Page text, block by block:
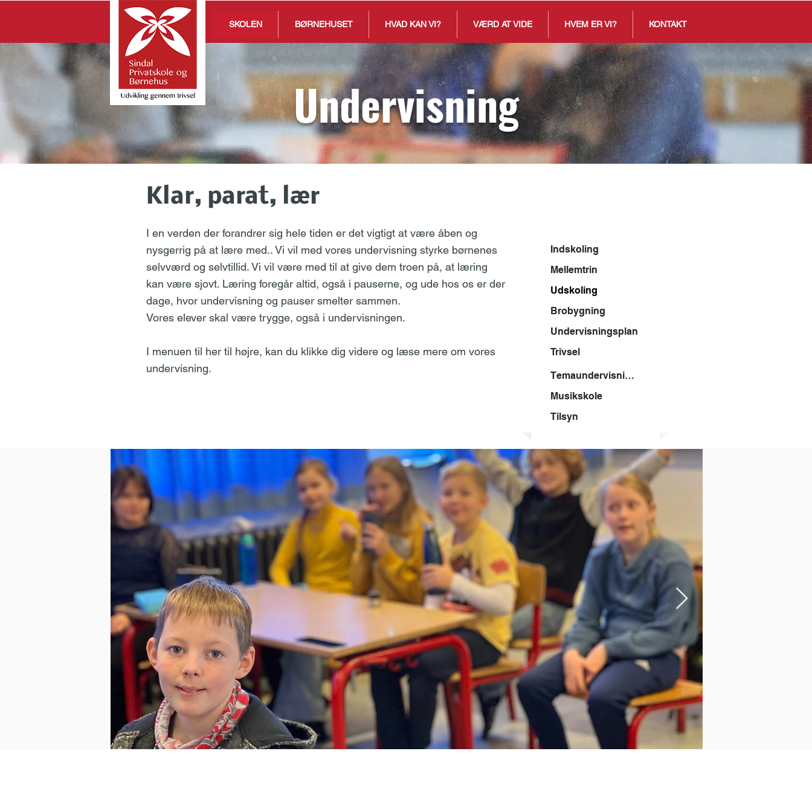
SKOLEN BØRNEHUSET HVAD KAN VI? VÆRD AT VIDE HVEM ER VI? KONTAKT
Undervisning
Klar, parat, lær
I en verden der forandrer sig hele tiden er det vigtigt at være åben og
nysgerrig på at lære med.. Vi vil med vores undervisning styrke børnenes
selvværd og selvtillid. Vi vil være med til at give dem troen på, at læring
kan være sjovt. Læring foregår altid, også i pauserne, og ude hos os er der
dage, hvor undervisning og pauser smelter sammen.
Vores elever skal være trygge, også i undervisningen.
I menuen til her til højre, kan du klikke dig videre og læse mere om vores
undervisning.
Indskoling
Mellemtrin
Udskoling
Brobygning
Undervisningsplan
Trivsel
Temaundervisning
Musikskole
Tilsyn